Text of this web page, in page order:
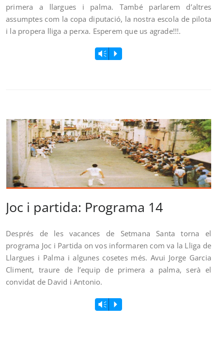
primera a llargues i palma. També parlarem d’altres
assumptes com la copa diputació, la nostra escola de pilota
i la propera lliga a perxa. Esperem que us agrade!!!.
Vm P
Joc i partida: Programa 14
Després de les vacances de Setmana Santa torna el
programa Joc i Partida on vos informaren com va la Lliga de
Llargues i Palma i algunes cosetes més. Avui Jorge Garcia
Climent, traure de l’equip de primera a palma, serà el
convidat de David i Antonio.
Vm P